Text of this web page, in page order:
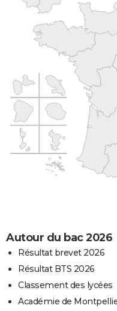
Autour du bac 2026
Résultat brevet 2026
Résultat BTS 2026
Classement des lycées
Académie de